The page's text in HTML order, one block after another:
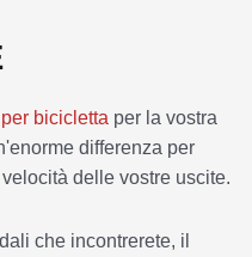
bicicletta per la vostra
differenza per
delle vostre uscite.
che incontrerete, il